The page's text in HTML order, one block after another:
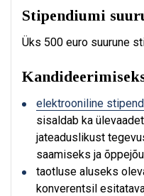
Stipendiumi
Üks 500 euro suurune
elektrooniline
sisaldab ka
jateaduslikust
saamiseks ja
taotluse aluseks
konverentsil